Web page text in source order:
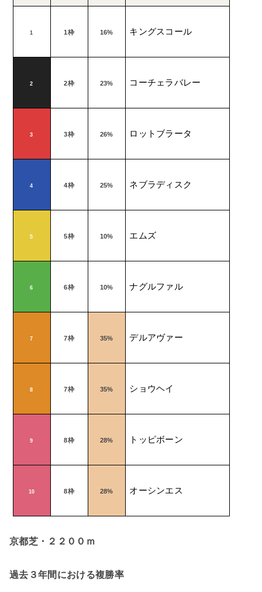
1 1枠 16% キングスコール
2 2枠 23% コーチェラバレー
3 3枠 26% ロットブラータ
4 4枠 25% ネブラディスク
5 5枠 10% エムズ
6 6枠 10% ナグルファル
7 7枠 35% デルアヴァー
8 7枠 35% ショウヘイ
9 8枠 28% トッピボーン
10 8枠 28% オーシンエス
京都芝・２２００ｍ
過去３年間における複勝率